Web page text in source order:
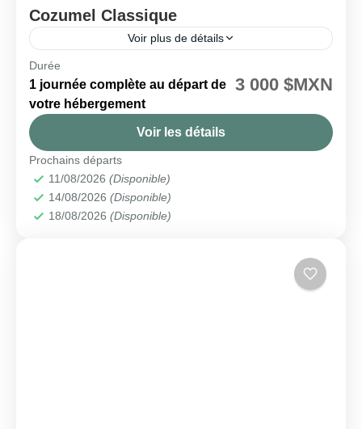
Cozumel Classique
Voir plus de détails
🗓️ Disponible chaque mardi et vendredi
Cozumel
Facile
Durée
1 journée complète au départ de
votre hébergement
3 000 $MXN
Voir les détails
Prochains départs
11/08/2026 (Disponible)
14/08/2026 (Disponible)
18/08/2026 (Disponible)